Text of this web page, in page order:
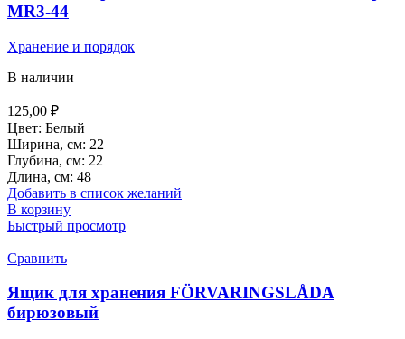
MR3-44
Хранение и порядок
В наличии
125,00 ₽
Цвет: Белый
Ширина, см: 22
Глубина, см: 22
Длина, см: 48
Добавить в список желаний
В корзину
Быстрый просмотр
Сравнить
Ящик для хранения FÖRVARINGSLÅDA
бирюзовый